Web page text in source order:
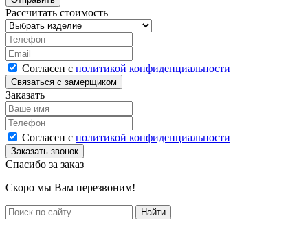
Рассчитать стоимость
Согласен с политикой конфиденциальности
Заказать
Согласен с политикой конфиденциальности
Спасибо за заказ
Скоро мы Вам перезвоним!